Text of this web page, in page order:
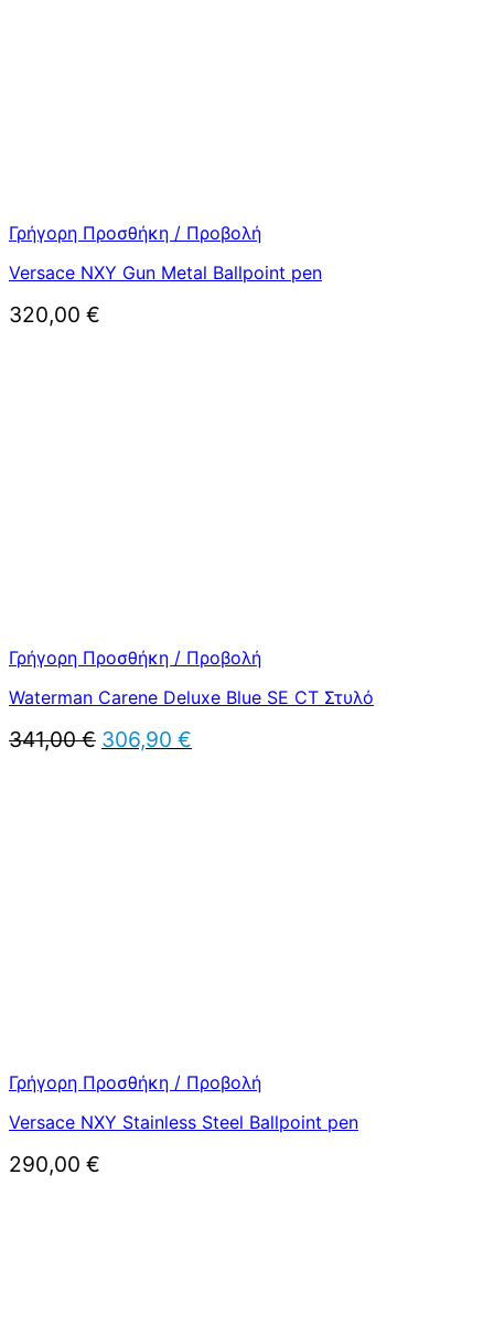
Γρήγορη Προσθήκη / Προβολή
Versace NXY Gun Metal Ballpoint pen
320,00 €
Γρήγορη Προσθήκη / Προβολή
Waterman Carene Deluxe Blue SE CT Στυλό
341,00€ Original
price
306,90 €
Γρήγορη Προσθήκη / Προβολή
Versace NXY Stainless Steel Ballpoint pen
290,00 €